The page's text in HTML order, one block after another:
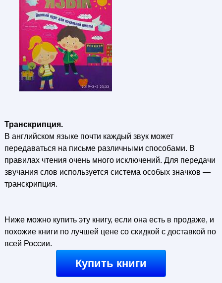
Транскрипция.
В английском языке почти каждый звук может
передаваться на письме различными способами. В
правилах чтения очень много исключений. Для передачи
звучания слов используется система особых значков —
транскрипция.
Ниже можно купить эту книгу, если она есть в продаже, и
похожие книги по лучшей цене со скидкой с доставкой по
всей России.
Купить книги